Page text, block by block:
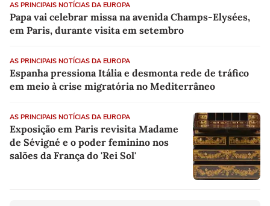
AS PRINCIPAIS NOTÍCIAS DA EUROPA
Papa vai celebrar missa na avenida Champs-Elysées,
em Paris, durante visita em setembro
AS PRINCIPAIS NOTÍCIAS DA EUROPA
Espanha pressiona Itália e desmonta rede de tráfico
em meio à crise migratória no Mediterrâneo
AS PRINCIPAIS NOTÍCIAS DA EUROPA
Exposição em Paris revisita Madame
de Sévigné e o poder feminino nos
salões da França do 'Rei Sol'